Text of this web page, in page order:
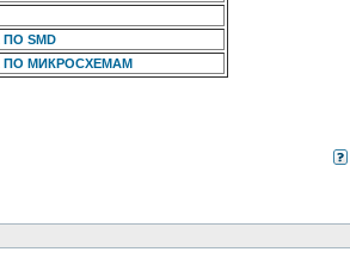
SMD
ПО МИКРОСХЕМАМ